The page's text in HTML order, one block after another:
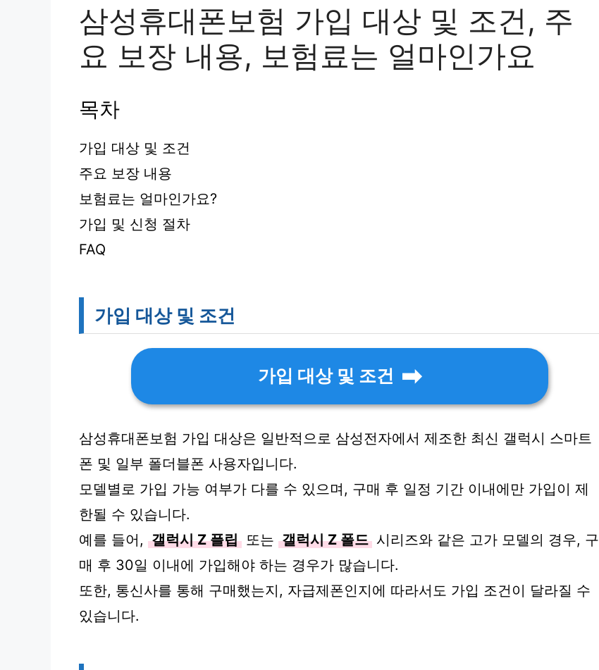
삼성휴대폰보험 가입 대상 및 조건, 주
요 보장 내용, 보험료는 얼마인가요
목차
가입 대상 및 조건
주요 보장 내용
보험료는 얼마인가요?
가입 및 신청 절차
FAQ
가입 대상 및 조건
가입 대상 및 조건
삼성휴대폰보험 가입 대상은 일반적으로 삼성전자에서 제조한 최신 갤럭시 스마트
폰 및 일부 폴더블폰 사용자입니다.
모델별로 가입 가능 여부가 다를 수 있으며, 구매 후 일정 기간 이내에만 가입이 제
한될 수 있습니다.
예를 들어, 갤럭시 Z 플립 또는 갤럭시 Z 폴드 시리즈와 같은 고가 모델의 경우, 구
매 후 30일 이내에 가입해야 하는 경우가 많습니다.
또한, 통신사를 통해 구매했는지, 자급제폰인지에 따라서도 가입 조건이 달라질 수
있습니다.